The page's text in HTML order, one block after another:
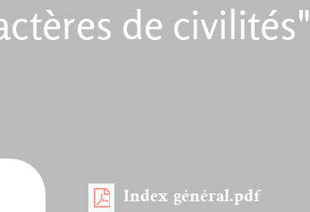
de civilités"
Index général.pdf